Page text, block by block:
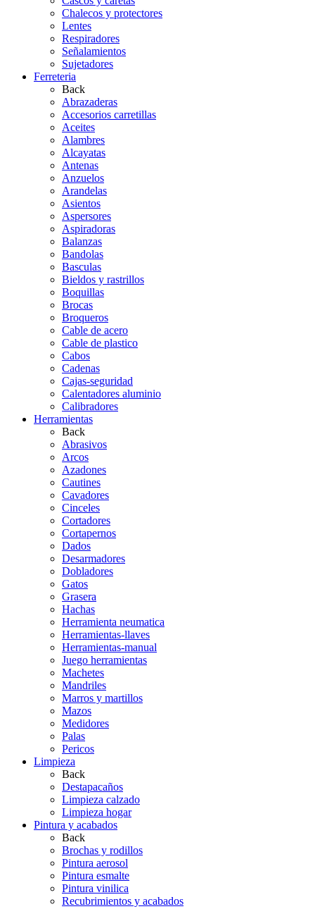
Chalecos y protectores
Lentes
Respiradores
Señalamientos
Sujetadores
Ferreteria
Back
Abrazaderas
Accesorios carretillas
Aceites
Alambres
Alcayatas
Antenas
Anzuelos
Arandelas
Asientos
Aspersores
Aspiradoras
Balanzas
Bandolas
Basculas
Bieldos y rastrillos
Boquillas
Brocas
Broqueros
Cable de acero
Cable de plastico
Cabos
Cadenas
Cajas-seguridad
Calentadores aluminio
Calibradores
Herramientas
Back
Abrasivos
Arcos
Azadones
Cautines
Cavadores
Cinceles
Cortadores
Cortapernos
Dados
Desarmadores
Dobladores
Gatos
Grasera
Hachas
Herramienta neumatica
Herramientas-llaves
Herramientas-manual
Juego herramientas
Machetes
Mandriles
Marros y martillos
Mazos
Medidores
Palas
Pericos
Limpieza
Back
Destapacaños
Limpieza calzado
Limpieza hogar
Pintura y acabados
Back
Brochas y rodillos
Pintura aerosol
Pintura esmalte
Pintura vinilica
Recubrimientos y acabados